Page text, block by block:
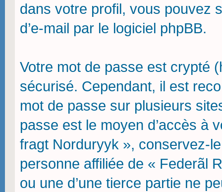
dans votre profil, vous pouvez
d’e-mail par le logiciel phpBB.
Votre mot de passe est crypté
sécurisé. Cependant, il est
mot de passe sur plusieurs
passe est le moyen d’accès à
fragt Norduryyk », conservez-
personne affiliée de « Federãl
ou une d’une tierce partie ne